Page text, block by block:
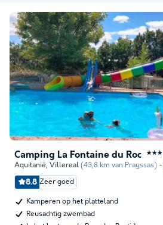
Camping La Fontaine du Roc ★★★
Aquitanië, Villereal (43,8 km van Prayssas)
8.8 Zeer goed
Kamperen op het platteland
Reusachtig zwembad